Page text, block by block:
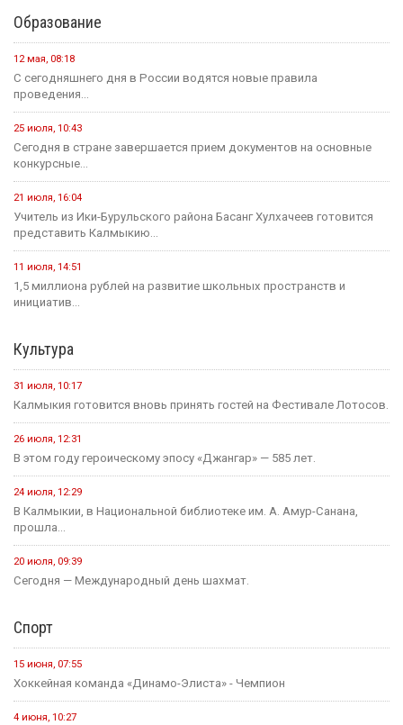
Образование
12 мая, 08:18
С сегодняшнего дня в России водятся новые правила
проведения...
25 июля, 10:43
Сегодня в стране завершается прием документов на основные
конкурсные...
21 июля, 16:04
Учитель из Ики-Бурульского района Басанг Хулхачеев готовится
представить Калмыкию...
11 июля, 14:51
1,5 миллиона рублей на развитие школьных пространств и
инициатив...
Культура
31 июля, 10:17
Калмыкия готовится вновь принять гостей на Фестивале Лотосов.
26 июля, 12:31
В этом году героическому эпосу «Джангар» — 585 лет.
24 июля, 12:29
В Калмыкии, в Национальной библиотеке им. А. Амур-Санана,
прошла...
20 июля, 09:39
Сегодня — Международный день шахмат.
Спорт
15 июня, 07:55
Хоккейная команда «Динамо-Элиста» - Чемпион
4 июня, 10:27